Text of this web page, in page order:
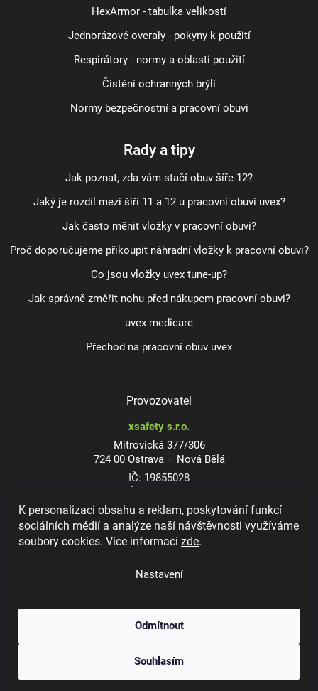
K personalizaci obsahu a reklam, poskytování funkcí
sociálních médií a analýze naší návštěvnosti využíváme
soubory cookies. Více informacízde.
Nastavení
Odmítnout
Souhlasím
HexArmor - tabulka velikostí
Jednorázové overaly - pokyny k použití
Respirátory - normy a oblasti použití
Čistění ochranných brýlí
Normy bezpečnostní a pracovní obuvi
Rady a tipy
Jak poznat, zda vám stačí obuv šíře 12?
Jaký je rozdíl mezi šíří 11 a 12 u pracovní obuvi uvex?
Jak často měnit vložky v pracovní obuvi?
Proč doporučujeme přikoupit náhradní vložky k pracovní obuvi?
Co jsou vložky uvex tune-up?
Jak správně změřit nohu před nákupem pracovní obuvi?
uvex medicare
Přechod na pracovní obuv uvex
Provozovatel
xsafety s.r.o.
Mitrovická 377/306
724 00 Ostrava – Nová Bělá
IČ: 19855028
DIČ: CZ19855028
Dioptrické ochranné brýle
. Všechna práva vyhrazena.